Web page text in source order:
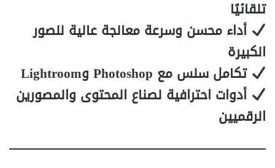
تلقائيًا
أداء محسن وسرعة معالجة عالية للصور
الكبيرة
تكامل سلس مع Photoshop وLightroom
أدوات احترافية لصناع المحتوى والمصورين
الرقميين